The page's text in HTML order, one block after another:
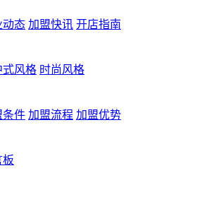
动态 加盟快讯 开店指南
式风格 时尚风格
条件 加盟流程 加盟优势
板